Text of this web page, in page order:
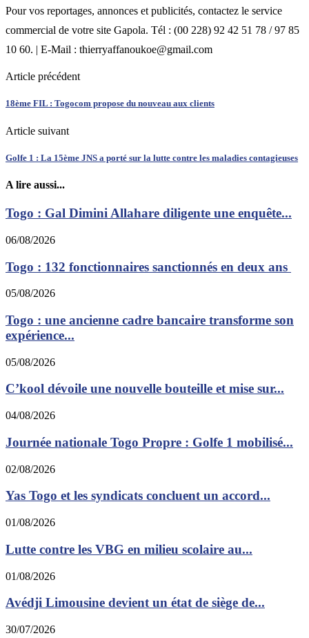
Pour vos reportages, annonces et publicités, contactez le service
commercial de votre site Gapola. Tél : (00 228) 92 42 51 78 / 97 85
10 60. | E-Mail : thierryaffanoukoe@gmail.com
Article précédent
18ème FIL : Togocom propose du nouveau aux clients
Article suivant
Golfe 1 : La 15ème JNS a porté sur la lutte contre les maladies contagieuses
A lire aussi...
Togo : Gal Dimini Allahare diligente une enquête...
06/08/2026
Togo : 132 fonctionnaires sanctionnés en deux ans
05/08/2026
Togo : une ancienne cadre bancaire transforme son
expérience...
05/08/2026
C’kool dévoile une nouvelle bouteille et mise sur...
04/08/2026
Journée nationale Togo Propre : Golfe 1 mobilisé...
02/08/2026
Yas Togo et les syndicats concluent un accord...
01/08/2026
Lutte contre les VBG en milieu scolaire au...
01/08/2026
Avédji Limousine devient un état de siège de...
30/07/2026